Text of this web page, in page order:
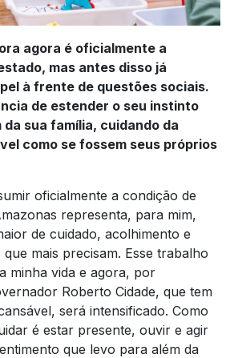
agora é oficialmente a
mas antes disso já
à frente de questões sociais.
de estender o seu instinto
sua família, cuidando da
como se fossem seus próprios
oficialmente a condição de
representa, para mim,
de cuidado, acolhimento e
mais precisam. Esse trabalho
minha vida e agora, por
Roberto Cidade, que tem
será intensificado. Como
é estar presente, ouvir e agir
que levo para além da